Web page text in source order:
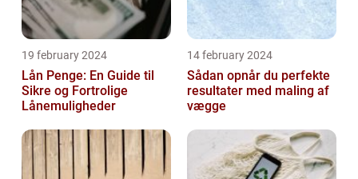
19 february 2024
Lån Penge: En Guide til
Sikre og Fortrolige
Lånemuligheder
14 february 2024
Sådan opnår du perfekte
resultater med maling af
vægge